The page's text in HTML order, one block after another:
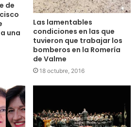
de
una
Las lamentables
condiciones en las que
tuvieron que trabajar los
bomberos en la Romería
de Valme
18 octubre, 2016